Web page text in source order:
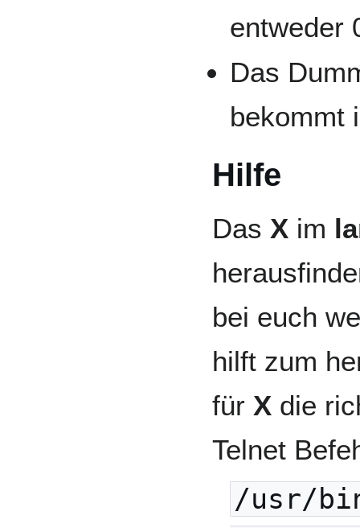
entweder
Das
bekommt
Hilfe
Das X im
bei euch
hilft zum
für X die
Telnet
/usr/